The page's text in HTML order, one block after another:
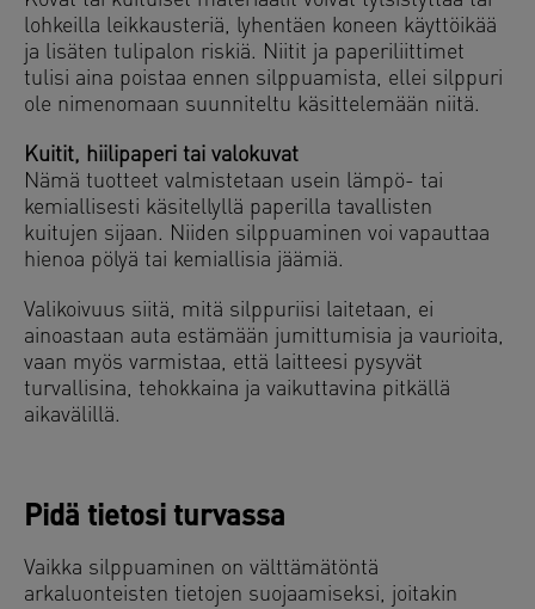
lohkeilla leikkausteriä, lyhentäen koneen käyttöikää
ja lisäten tulipalon riskiä. Niitit ja paperiliittimet
tulisi aina poistaa ennen silppuamista, ellei silppuri
ole nimenomaan suunniteltu käsittelemään niitä.
Kuitit, hiilipaperi tai valokuvat
Nämä tuotteet valmistetaan usein lämpö- tai
kemiallisesti käsitellyllä paperilla tavallisten
kuitujen sijaan. Niiden silppuaminen voi vapauttaa
hienoa pölyä tai kemiallisia jäämiä.
Valikoivuus siitä, mitä silppuriisi laitetaan, ei
ainoastaan auta estämään jumittumisia ja vaurioita,
vaan myös varmistaa, että laitteesi pysyvät
turvallisina, tehokkaina ja vaikuttavina pitkällä
aikavälillä.
Pidä tietosi turvassa
Vaikka silppuaminen on välttämätöntä
arkaluonteisten tietojen suojaamiseksi, joitakin